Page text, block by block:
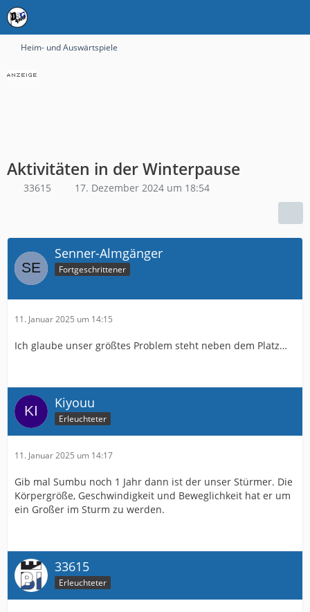
Heim- und Auswärtspiele
Aktivitäten in der Winterpause
33615 17. Dezember 2024 um 18:54
Senner-Almgänger
Fortgeschrittener
11. Januar 2025 um 14:15
Ich glaube unser größtes Problem steht neben dem Platz…
Kiyouu
Erleuchteter
11. Januar 2025 um 14:17
Gib mal Sumbu noch 1 Jahr dann ist der unser Stürmer. Die
Körpergröße, Geschwindigkeit und Beweglichkeit hat er um
ein Großer im Sturm zu werden.
33615
Erleuchteter